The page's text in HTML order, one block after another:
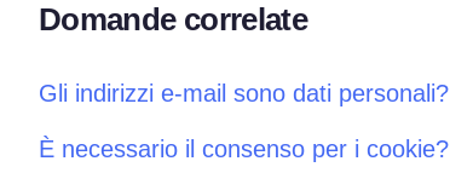
Domande correlate
Gli indirizzi e-mail sono dati personali?
È necessario il consenso per i cookie?